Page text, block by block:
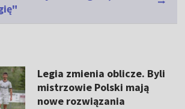
Legia zmienia oblicze. Byli
mistrzowie Polski mają
nowe rozwiązania